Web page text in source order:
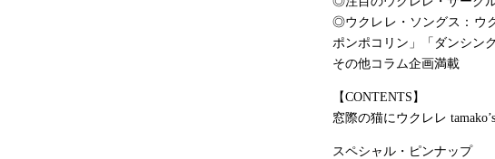
◎ウクレレ・ソングス：ウ
ポンポコリン」「ダンシン
その他コラム企画満載
【CONTENTS】
窓際の猫にウクレレ tamako’s
スペシャル・ピンナップ